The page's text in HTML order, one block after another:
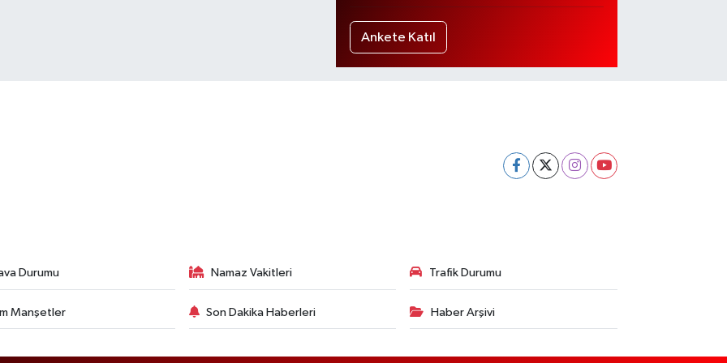
Ankete Katıl
Durumu Namaz Vakitleri Trafik Durumu
Manşetler Son Dakika Haberleri Haber Arşivi